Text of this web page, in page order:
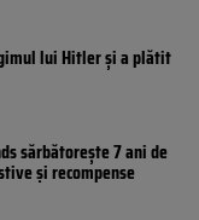
lui Hitler și a plătit
sărbătorește 7 ani de
și recompense